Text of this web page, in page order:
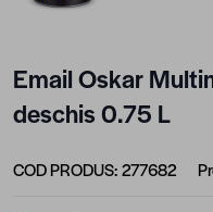
Email Oskar
deschis 0.75 L
COD PRODUS:277682